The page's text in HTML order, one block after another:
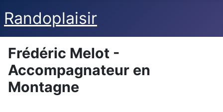
Randoplaisir
Frédéric Melot -
Accompagnateur en
Montagne